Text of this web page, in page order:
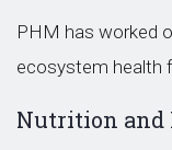
PHM has
ecosystem
Nutrition